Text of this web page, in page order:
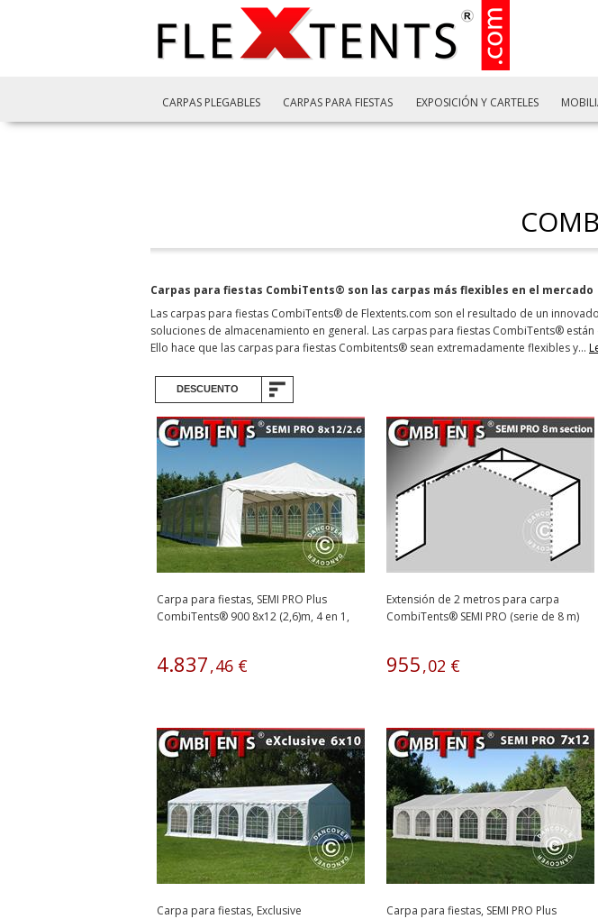
CARPAS PLEGABLES CARPAS PARA FIESTAS EXPOSICIÓN Y CARTELES
Carpas para fiestas CombiTents® son las carpas más flexibles en el mercado
Las carpas para fiestas CombiTents® de Flextents.com son el resultado de un
soluciones de almacenamiento en general. Las carpas para fiestas CombiTents®
Ello hace que las carpas para fiestas Combitents® sean extremadamente flexibles y…
DESCUENTO
Carpa para fiestas, SEMI PRO Plus
CombiTents® 900 8x12 (2,6)m, 4 en 1,
4.837,46 €
Extensión de 2 metros para carpa
CombiTents® SEMI PRO (serie de 8 m)
955,02 €
Carpa para fiestas, Exclusive
Carpa para fiestas, SEMI PRO Plus